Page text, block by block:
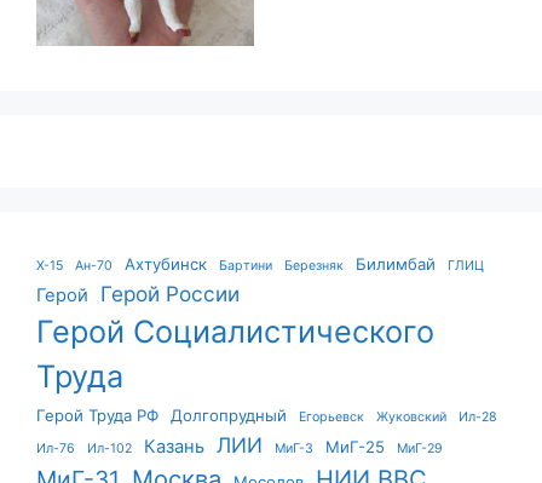
X-15 Ан-70 Ахтубинск Бартини Березняк Билимбай ГЛИЦ
Герой Герой России
Герой Социалистического
Труда
Герой Труда РФ Долгопрудный Егорьевск Жуковский
Ил-28
Ил-76
Ил-102 Казань ЛИИ МиГ-3 МиГ-25 МиГ-29